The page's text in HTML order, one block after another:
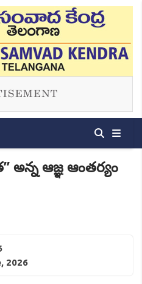
అన్న ఆజ్ఞ ఆంతర్యం
2026